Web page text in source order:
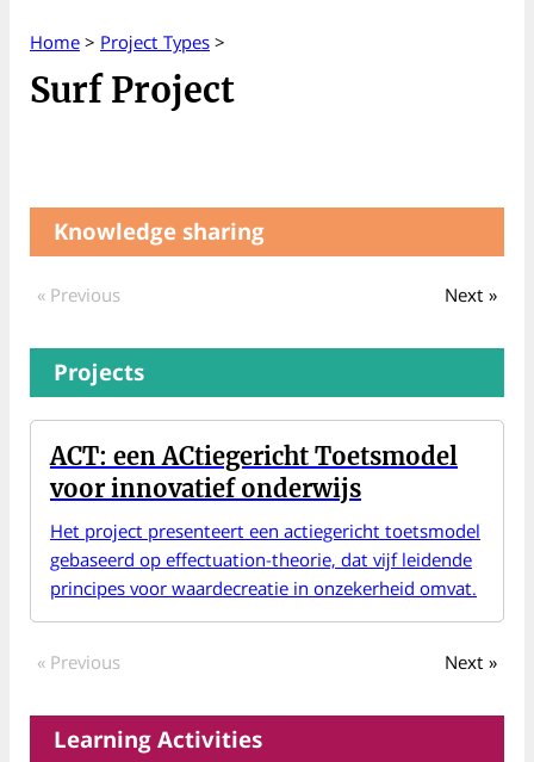
Home > Project Types >
Surf Project
Knowledge sharing
« Previous Next »
Projects
ACT: een ACtiegericht Toetsmodel
voor innovatief onderwijs
Het project presenteert een actiegericht toetsmodel
gebaseerd op effectuation-theorie, dat vijf leidende
principes voor waardecreatie in onzekerheid omvat.
« Previous Next »
Learning Activities